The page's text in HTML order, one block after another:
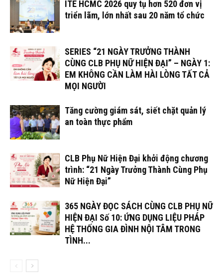
ITE HCMC 2026 quy tụ hơn 520 đơn vị
triển lãm, lớn nhất sau 20 năm tổ chức
SERIES “21 NGÀY TRƯỞNG THÀNH
CÙNG CLB PHỤ NỮ HIỆN ĐẠI” – NGÀY 1:
EM KHÔNG CẦN LÀM HÀI LÒNG TẤT CẢ
MỌI NGƯỜI
Tăng cường giám sát, siết chặt quản lý
an toàn thực phẩm
CLB Phụ Nữ Hiện Đại khởi động chương
trình: “21 Ngày Trưởng Thành Cùng Phụ
Nữ Hiện Đại”
365 NGÀY ĐỌC SÁCH CÙNG CLB PHỤ NỮ
HIỆN ĐẠI Số 10: ỨNG DỤNG LIỆU PHÁP
HỆ THỐNG GIA ĐÌNH NỘI TÂM TRONG
TÌNH...